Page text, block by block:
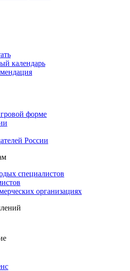
календарь
форме
России
специалистов
организациях